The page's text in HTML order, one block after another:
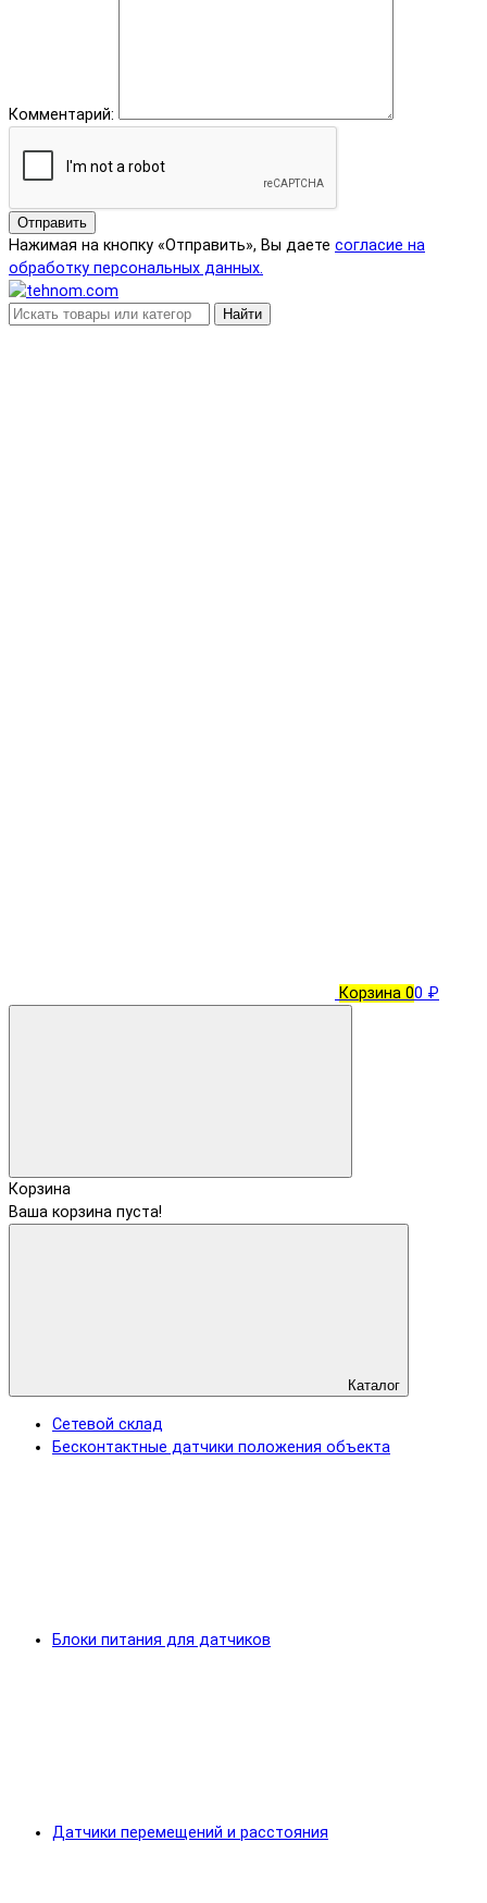
Комментарий:
Отправить
Нажимая на кнопку «Отправить», Вы даете согласие на
обработку персональных данных.
Найти
Корзина 00 ₽
Корзина
Ваша корзина пуста!
Каталог
Сетевой склад
Бесконтактные датчики положения объекта
Блоки питания для датчиков
Датчики перемещений и расстояния